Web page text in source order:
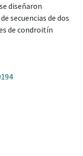
diseñaron
secuencias de dos
de condroitín